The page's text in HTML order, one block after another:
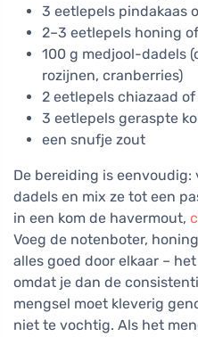
3 eetlepels pindakaas
2–3 eetlepels honing
100 g medjool-dadels
rozijnen, cranberries)
2 eetlepels chiazaad
3 eetlepels geraspte
een snufje zout
De bereiding is
dadels en mix ze tot een
in een kom de havermout,
Voeg de notenboter,
alles goed door elkaar –
omdat je dan de
mengsel moet kleverig
niet te vochtig. Als het